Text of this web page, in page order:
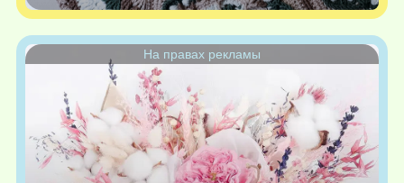
На правах рекламы